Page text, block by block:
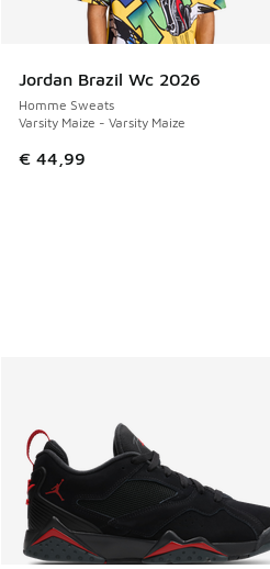
Jordan Brazil Wc 2026
Homme Sweats
Varsity Maize - Varsity Maize
€ 44,99